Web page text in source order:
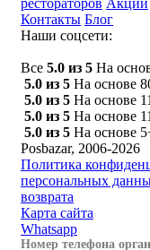
рестораторов Акции
Контакты Блог
Наши соцсети:
Все 5.0 из 5 На
5.0 из 5 На основе
5.0 из 5 На основе
5.0 из 5 На основе
5.0 из 5 На основе
Posbazar, 2006-2026
Политика
персональных
возврата
Карта сайта
Whatsapp
Номер телефона